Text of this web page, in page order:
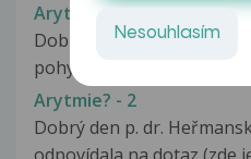
Arytmie?
Dobry den, chcem sa len
pohybe, najcastejsie si to
Arytmie? - 2
Dobrý den p. dr.
Nesouhlasím